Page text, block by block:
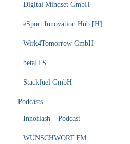
Digital Mindset GmbH
eSport Innovation Hub [H]
Wirk4Tomorrow GmbH
betaITS
Stackfuel GmbH
Podcasts
Innoflash – Podcast
WUNSCHWORT.FM